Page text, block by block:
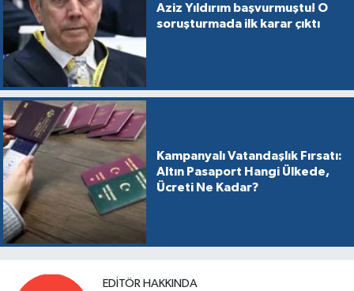
Aziz Yıldırım başvurmuştu! O
soruşturmada ilk karar çıktı
Kampanyalı Vatandaşlık Fırsatı:
Altın Pasaport Hangi Ülkede,
Ücreti Ne Kadar?
EDITÖR HAKKINDA